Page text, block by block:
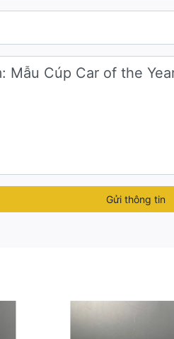
Gửi thông tin